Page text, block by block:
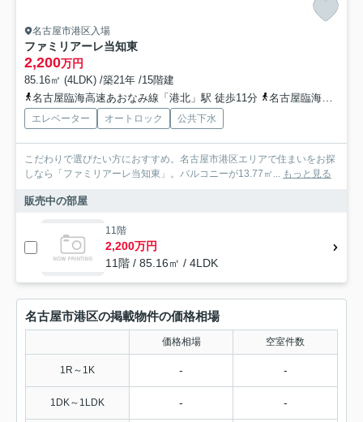
名古屋市港区入場
ファミリアーレ当知東
2,200万円
85.16㎡ (4LDK) /築21年 /15階建
名古屋臨海高速あおなみ線「港北」駅 徒歩11分
名古屋臨海高速あおなみ線「荒子川公園」駅 徒歩19分
エレベーター オートロック 公共下水
こだわりで選びたい方におすすめ。名古屋市港区エリアで住まいをお探
しなら「ファミリアーレ当知東」。バルコニーが13.77㎡... もっと見る
販売中の部屋
11階
2,200万円
11階 / 85.16㎡ / 4LDK
名古屋市港区の掲載物件の価格相場
価格相場 空室件数
1R～1K - -
1DK～1LDK - -